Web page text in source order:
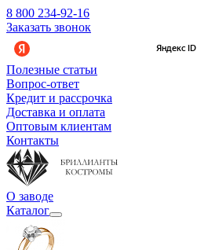
8 800 234-92-16
Заказать звонок
Полезные статьи
Вопрос-ответ
Кредит и рассрочка
Доставка и оплата
Оптовым клиентам
Контакты
О заводе
Каталог